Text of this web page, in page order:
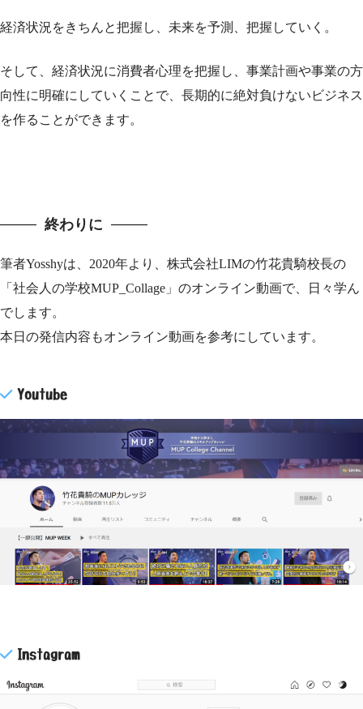
経済状況をきちんと把握し、未来を予測、把握していく。
そして、経済状況に消費者心理を把握し、事業計画や事業の方
向性に明確にしていくことで、長期的に絶対負けないビジネス
を作ることができます。
終わりに
筆者Yosshyは、2020年より、 株式会社LIMの竹花貴騎校長の
「社会人の学校MUP_Collage 」のオンライン動画で、
日々学ん
でします。
本日の発信内容もオンライン動画を参考にしています。
Youtube
Instagram